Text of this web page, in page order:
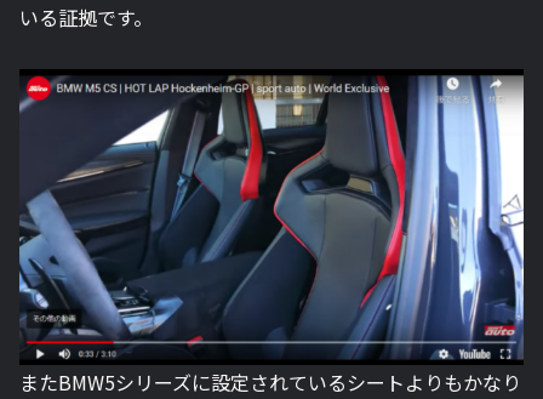
いる証拠です。
またBMW5シリーズに設定されているシートよりもかなり